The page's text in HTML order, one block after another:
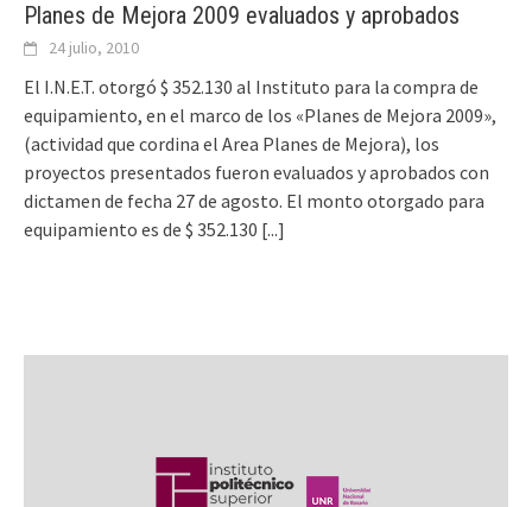
Planes de Mejora 2009 evaluados y aprobados
24 julio, 2010
El I.N.E.T. otorgó $ 352.130 al Instituto para la compra de
equipamiento, en el marco de los «Planes de Mejora 2009»,
(actividad que cordina el Area Planes de Mejora), los
proyectos presentados fueron evaluados y aprobados con
dictamen de fecha 27 de agosto. El monto otorgado para
equipamiento es de $ 352.130 [...]